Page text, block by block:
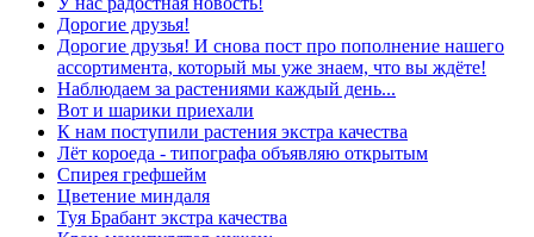
Дорогие друзья!
Дорогие друзья! И снова пост про пополнение нашего
ассортимента, который мы уже знаем, что вы ждёте!
Наблюдаем за растениями каждый день...
Вот и шарики приехали
К нам поступили растения экстра качества
Лёт короеда - типографа объявляю открытым
Спирея грефшейм
Цветение миндаля
Туя Брабант экстра качества